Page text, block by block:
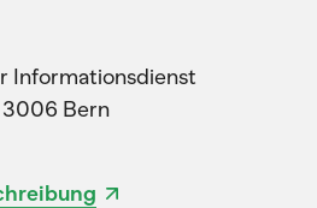
Informationsdienst
3006 Bern